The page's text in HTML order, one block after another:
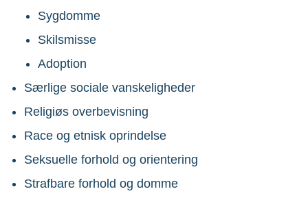
Sygdomme
Skilsmisse
Adoption
Særlige sociale vanskeligheder
Religiøs overbevisning
Race og etnisk oprindelse
Seksuelle forhold og orientering
Strafbare forhold og domme